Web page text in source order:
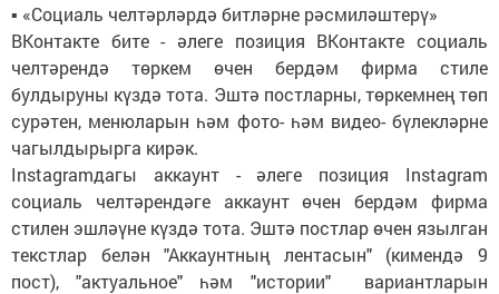
▪ «Социаль челтәрләрдә битләрне рәсмиләштерү»
ВКонтакте бите - әлеге позиция ВКонтакте социаль
челтәрендә төркем өчен бердәм фирма стиле
булдыруны күздә тота. Эштә постларны, төркемнең төп
сурәтен, менюларын һәм фото- һәм видео- бүлекләрне
чагылдырырга кирәк.
Instagramдагы аккаунт - әлеге позиция Instagram
социаль челтәрендәге аккаунт өчен бердәм фирма
стилен эшләүне күздә тота. Эштә постлар өчен язылган
текстлар белән "Аккаунтның лентасын" (кимендә 9
пост), "актуальное" һәм "истории" вариантларын